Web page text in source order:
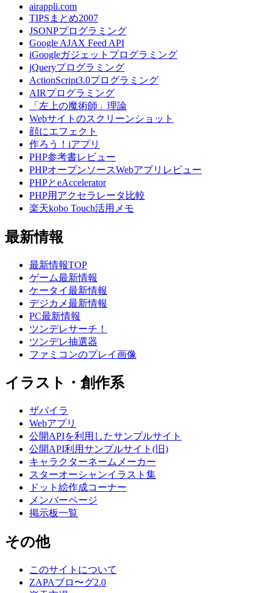
airappli.com
TIPSまとめ2007
JSONPプログラミング
Google AJAX Feed API
iGoogleガジェットプログラミング
jQueryプログラミング
ActionScript3.0プログラミング
AIRプログラミング
「左上の魔術師」理論
Webサイトのスクリーンショット
顔にエフェクト
作ろう！iアプリ
PHP参考書レビュー
PHPオープンソースWebアプリレビュー
PHPとeAccelerator
PHP用アクセラレータ比較
楽天kobo Touch活用メモ
最新情報
最新情報TOP
ゲーム最新情報
ケータイ最新情報
デジカメ最新情報
PC最新情報
ツンデレサーチ！
ツンデレ抽選器
ファミコンのプレイ画像
イラスト・創作系
ザパイラ
Webアプリ
公開APIを利用したサンプルサイト
公開API利用サンプルサイト(旧)
キャラクターネームメーカー
スターオーシャンイラスト集
ドット絵作成コーナー
メンバーページ
掲示板一覧
その他
このサイトについて
ZAPAブロ〜グ2.0